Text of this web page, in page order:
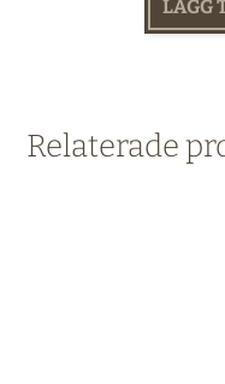
LÄGG
Relaterade